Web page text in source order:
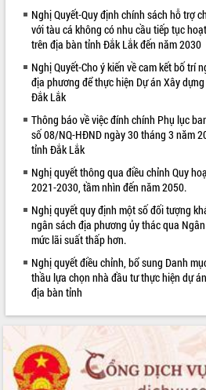
LIÊN KẾT WEB
Nghị Quyết-Quy định chính sách hỗ trợ
với tàu cá không có nhu cầu tiếp tục
trên địa bàn tỉnh Đắk Lắk đến năm 2030
Nghị Quyết-Cho ý kiến về cam kết bố trí
địa phương để thực hiện Dự án Xây
Đắk Lắk
Thông báo về việc đính chính Phụ lục
số 08/NQ-HĐND ngày 30 tháng 3 năm
tỉnh Đắk Lắk
Nghị quyết thông qua điều chỉnh Quy
2021-2030, tầm nhìn đến năm 2050.
Nghị quyết quy định một số đối tượng
ngân sách địa phương ủy thác qua
mức lãi suất thấp hơn.
Nghị quyết điều chỉnh, bổ sung Danh
thầu lựa chọn nhà đầu tư thực hiện dự
địa bàn tỉnh